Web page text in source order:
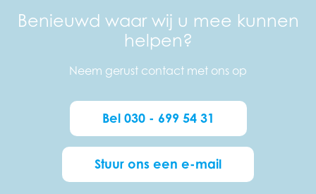
Benieuwd waar wij u mee kunnen
helpen?
Neem gerust contact met ons op
Bel 030 - 699 54 31
Stuur ons een e-mail